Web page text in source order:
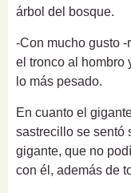
árbol del bosque.
-Con mucho gusto
el tronco al hombro
lo más pesado.
En cuanto el
sastrecillo se sentó
gigante, que no
con él, además de